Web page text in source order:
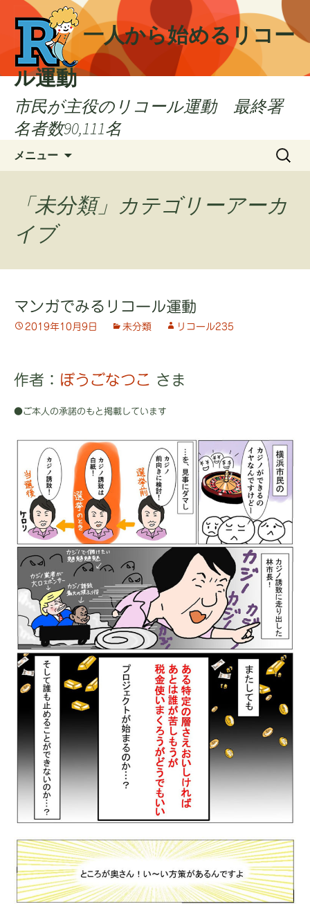
一人から始めるリコー
ル運動
市民が主役のリコール運動 最終署
名者数90,111名
メニュー
ン
ツ
プ
検
「未分類」カテゴリーアーカ
イブ
マンガでみるリコール運動
2019年10月9日 未分類 リコール235
作者： ぼうごなつこ さま
●ご本人の承諾のもと掲載しています